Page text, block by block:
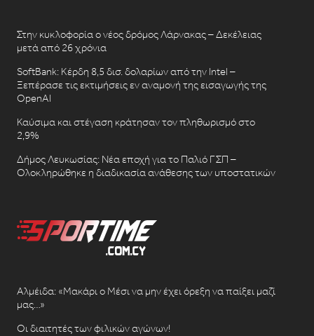
Στην κυκλοφορία ο νέος δρόμος Λάρνακας – Δεκέλειας
μετά από 26 χρόνια
SoftBank: Κέρδη 8,5 δισ. δολαρίων από την Intel –
Ξεπέρασε τις εκτιμήσεις εν αναμονή της εισαγωγής της
OpenAI
Καύσιμα και στέγαση κράτησαν τον πληθωρισμό στο
2,9%
Δήμος Λευκωσίας: Νέα εποχή για το Παλιό ΓΣΠ –
Ολοκληρώθηκε η διαδικασία ανάθεσης των υποστατικών
Αλμέιδα: «Μακάρι ο Μέσι να μην έχει όρεξη να παίξει μαζί
μας…»
Οι διαιτητές των φιλικών αγώνων!